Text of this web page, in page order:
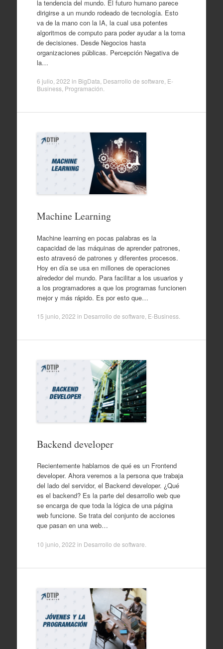
la tendencia del mundo. El futuro humano parece
dirigirse a un mundo rodeado de tecnología. Esto
va de la mano con la IA, la cual usa potentes
algoritmos de computo para poder ayudar a la toma
de decisiones. Desde Negocios hasta
organizaciones públicas. Percepción Negativa de
la…
6 julio, 2022 in BigData Desarrollo de software E-
Business, Programación
Machine Learning
Machine learning en pocas palabras es la
capacidad de las máquinas de aprender patrones,
esto atravesó de patrones y diferentes procesos.
Hoy en día se usa en millones de operaciones
alrededor del mundo. Para facilitar a los usuarios y
a los programadores a que los programas funcionen
mejor y más rápido. Es por esto que…
15 junio, 2022 in Desarrollo de software, E-Business.
Backend developer
Recientemente hablamos de qué es un Frontend
developer. Ahora veremos a la persona que trabaja
del lado del servidor, el Backend developer. ¿Qué
es el backend? Es la parte del desarrollo web que
se encarga de que toda la lógica de una página
web funcione. Se trata del conjunto de acciones
que pasan en una web…
10 junio, 2022 in Desarrollo de software